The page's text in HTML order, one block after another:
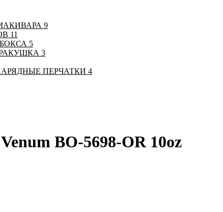
9
11
5
3
ПЕРЧАТКИ 4
BO-5698-OR 10oz